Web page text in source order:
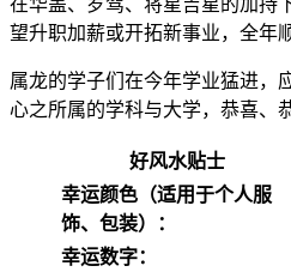
望升职加薪或开拓新事业，全年
属龙的学子们在今年学业猛进，
心之所属的学科与大学，恭喜、
好风水贴士
幸运颜色（适用于个人服
饰、包装）：
幸运数字：